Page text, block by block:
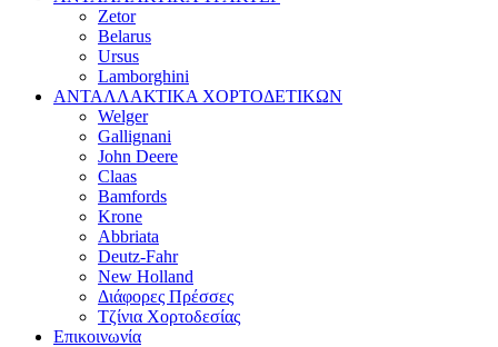
Zetor
Belarus
Ursus
Lamborghini
ΑΝΤΑΛΛΑΚΤΙΚΑ ΧΟΡΤΟΔΕΤΙΚΩΝ
Welger
Gallignani
John Deere
Claas
Bamfords
Krone
Abbriata
Deutz-Fahr
New Holland
Διάφορες Πρέσσες
Τζίνια Χορτοδεσίας
Επικοινωνία